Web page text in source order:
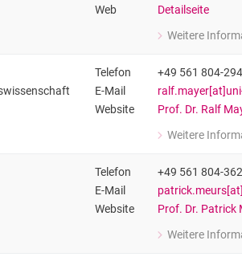
Web
Detailseite
Weitere
zu Prof. Dr. Timo
Telefon
+49 561 804-
E-Mail
Website
Prof. Dr. Ralf
Weitere
zu Prof. Dr. Ralf
Telefon
+49 561 804-
E-Mail
Website
Prof. Dr. Patrick
Weitere
zu Prof. Dr.